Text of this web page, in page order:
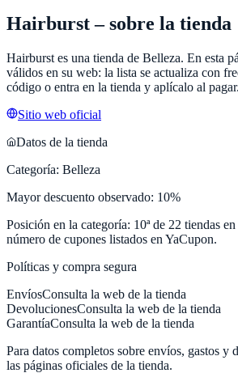
Hairburst– sobre la tienda
Hairburst es una tienda de Belleza. En esta
válidos en su web: la lista se actualiza con
código o entra en la tienda y aplícalo al pagar.
Sitio web oficial
Datos de la tienda
Categoría: Belleza
Mayor descuento observado: 10%
Posición en la categoría: 10ª de 22 tiendas en
número de cupones listados en YaCupon.
Políticas y compra segura
EnvíosConsulta la web de la tienda
DevolucionesConsulta la web de la tienda
GarantíaConsulta la web de la tienda
Para datos completos sobre envíos, gastos y
las páginas oficiales de la tienda.